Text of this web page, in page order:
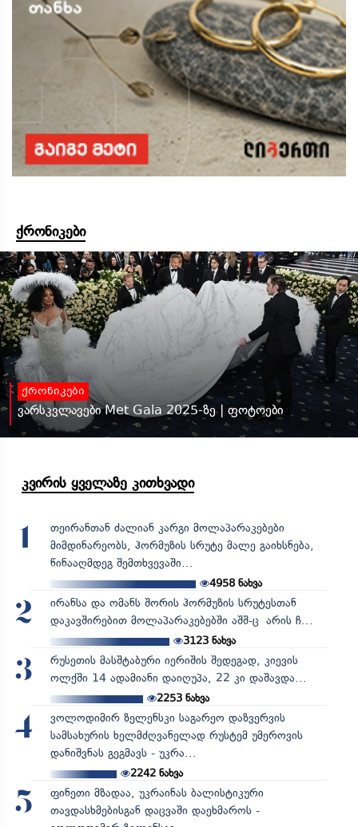
ქრონიკები
ქრონიკები
ვარსკვლავები Met Gala 2025-ზე | ფოტოები
კვირის ყველაზე კითხვადი
1
თეირანთან ძალიან კარგი მოლაპარაკებები
მიმდინარეობს, ჰორმუზის სრუტე მალე გაიხსნება,
წინააღმდეგ შემთხვევაში...
4958 ნახვა
2
ირანსა და ომანს შორის ჰორმუზის სრუტესთან
დაკავშირებით მოლაპარაკებებში აშშ-ც არის ჩ...
3123ნახვა
3
რუსეთის მასშტაბური იერიშის შედეგად, კიევის
ოლქში 14 ადამიანი დაიღუპა, 22 კი დაშავდა...
2253ნახვა
4
ვოლოდიმირ ზელენსკი საგარეო დაზვერვის
სამსახურის ხელმძღვანელად რუსტემ უმეროვის
დანიშვნას გეგმავს - უკრა...
2242ნახვა
5
ფინეთი მზადაა, უკრაინას ბალისტიკური
თავდასხმებისგან დაცვაში დაეხმაროს -